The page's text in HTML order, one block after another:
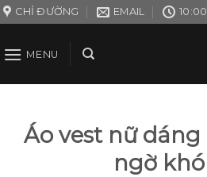
CHỈ ĐƯỜNG EMAIL
MENU
Áo vest nữ
ngờ